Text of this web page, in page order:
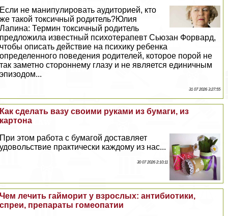
Если не манипулировать аудиторией, кто
же такой токсичный родитель?Юлия
Лапина: Термин токсичный родитель
предложила известный психотерапевт Сьюзан Форвард,
чтобы описать действие на психику ребенка
определенного поведения родителей, которое порой не
так заметно стороннему глазу и не является единичным
эпизодом...
31 07 2026 3:27:55
Как сделать вазу своими руками из бумаги, из
картона
При этом работа с бумагой доставляет
удовольствие пpaктически каждому из нас...
30 07 2026 2:10:11
Чем лечить гайморит у взрослых: антибиотики,
спреи, препараты гомеопатии